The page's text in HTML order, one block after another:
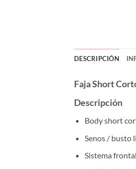
DESCRIPCIÓN
Faja Short
Descripción
Body short
Senos / busto
Sistema